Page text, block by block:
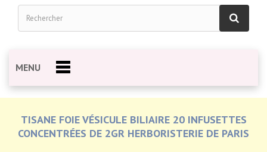
MENU
TISANE FOIE VÉSICULE BILIAIRE 20 INFUSETTES
CONCENTRÉES DE 2GR HERBORISTERIE DE PARIS